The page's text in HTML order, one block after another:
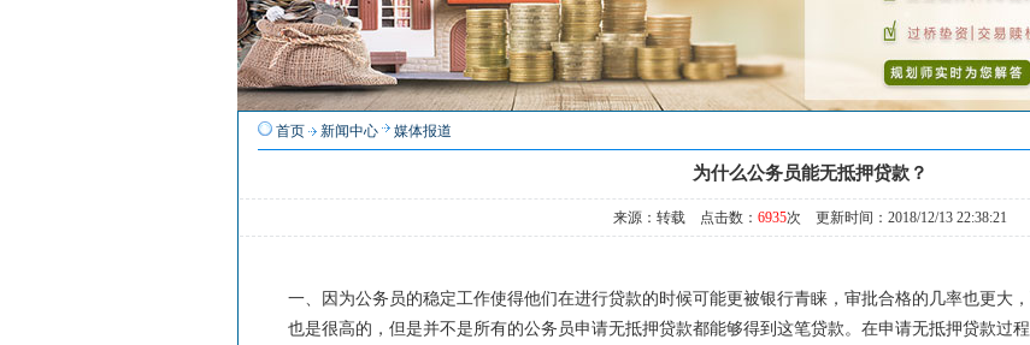
首页 新闻中心 媒体报道
为什么公务员能无抵押贷款？
来源：转载 点击数： 6935次 更新时间：2018/12/13 22:38:21
一、因为公务员的稳定工作使得他们在进行贷款的时候可能更被银行青睐，审批合格的几率也更大
也是很高的，但是并不是所有的公务员申请无抵押贷款都能够得到这笔贷款。在申请无抵押贷款过